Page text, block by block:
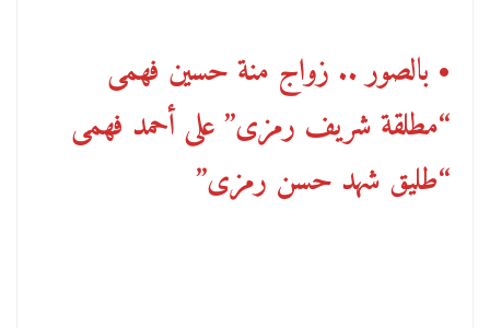
• بالصور .. زواج منة حسين فهمى
“مطلقة شريف رمزى” على أحمد فهمى
“طليق شهد حسن رمزى”